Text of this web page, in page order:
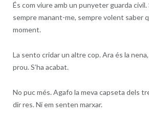
És com viure amb un punyeter guarda
sempre manant-me, sempre volent saber
moment.
La sento cridar un altre cop. Ara és la nena,
prou. S’ha acabat.
No puc més. Agafo la meva capseta dels
dir res. Ni em senten marxar.